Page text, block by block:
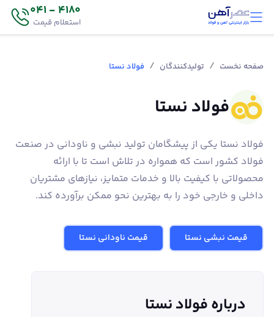
4180 - 041
استعلام قیمت
صفحه نخست / تولیدکنندگان / فولاد نستا
فولاد نستا
فولاد نستا یکی از پیشگامان تولید نبشی و ناودانی در صنعت
فولاد کشور است که همواره در تلاش است تا با ارائه
محصولاتی با کیفیت بالا و خدمات متمایز، نیازهای مشتریان
داخلی و خارجی خود را به بهترین نحو ممکن برآورده کند.
قیمت نبشی نستا قیمت ناودانی نستا
درباره فولاد نستا